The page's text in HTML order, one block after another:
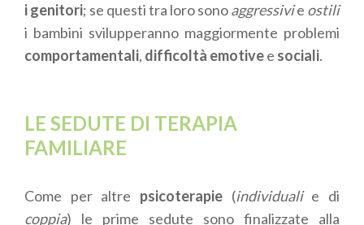
i genitori; se questi tra loro sonoaggressivie ostili
i bambini svilupperanno maggiormente problemi
comportamentali, difficoltà emotivee sociali.
LE SEDUTE DI TERAPIA
FAMILIARE
Come per altre psicoterapie (individualie di
coppia) le prime sedute sono finalizzate alla